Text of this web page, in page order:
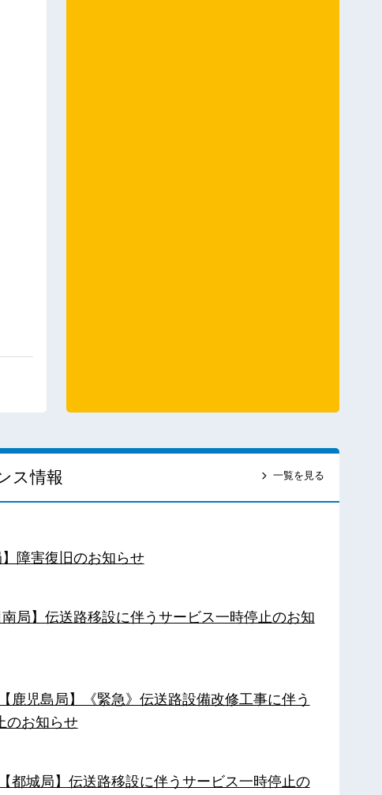
ス情報 一覧を見る
障害復旧のお知らせ
局】伝送路移設に伴うサービス一時停止のお知
鹿児島局】《緊急》伝送路設備改修工事に伴う
のお知らせ
都城局】伝送路移設に伴うサービス一時停止の